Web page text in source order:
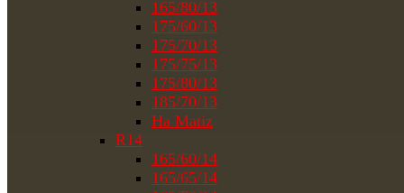
165/80/13
175/60/13
175/70/13
175/75/13
175/80/13
185/70/13
На Matiz
R14
165/60/14
165/65/14